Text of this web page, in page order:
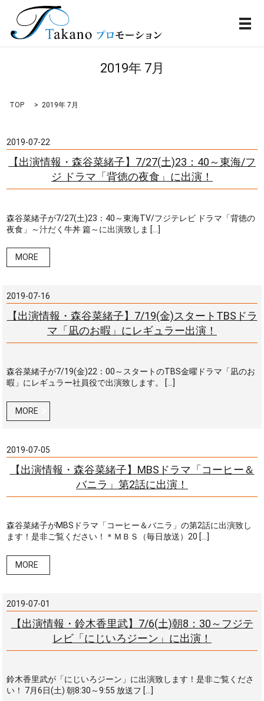
メ
2019年 7月
TOP 2019年 7月
2019-07-22
【出演情報・森谷菜緒子】7/27(土)23：40～東海/フ
ジ ドラマ「背徳の夜食」に出演！
森谷菜緒子が7/27(土)23：40～東海TV/フジテレビ ドラマ「背徳の
夜食」～汁だく牛丼 篇～に出演致しま […]
MORE
2019-07-16
【出演情報・森谷菜緒子】7/19(金)スタートTBSドラ
マ「凪のお暇」にレギュラー出演！
森谷菜緒子が7/19(金)22：00～スタートのTBS金曜ドラマ「凪のお
暇」にレギュラー社員役で出演致します。 […]
MORE
2019-07-05
【出演情報・森谷菜緒子】MBSドラマ「コーヒー＆
バニラ」第2話に出演！
森谷菜緒子がMBSドラマ「コーヒー＆バニラ」の第2話に出演致し
ます！是非ご覧ください！＊ＭＢＳ（毎日放送）20 […]
MORE
2019-07-01
【出演情報・鈴木香里武】7/6(土)朝8：30～フジテ
レビ「にじいろジーン」に出演！
鈴木香里武が「にじいろジーン」に出演致します！是非ご覧くださ
い！ 7月6日(土) 朝8:30～9:55 放送フ […]